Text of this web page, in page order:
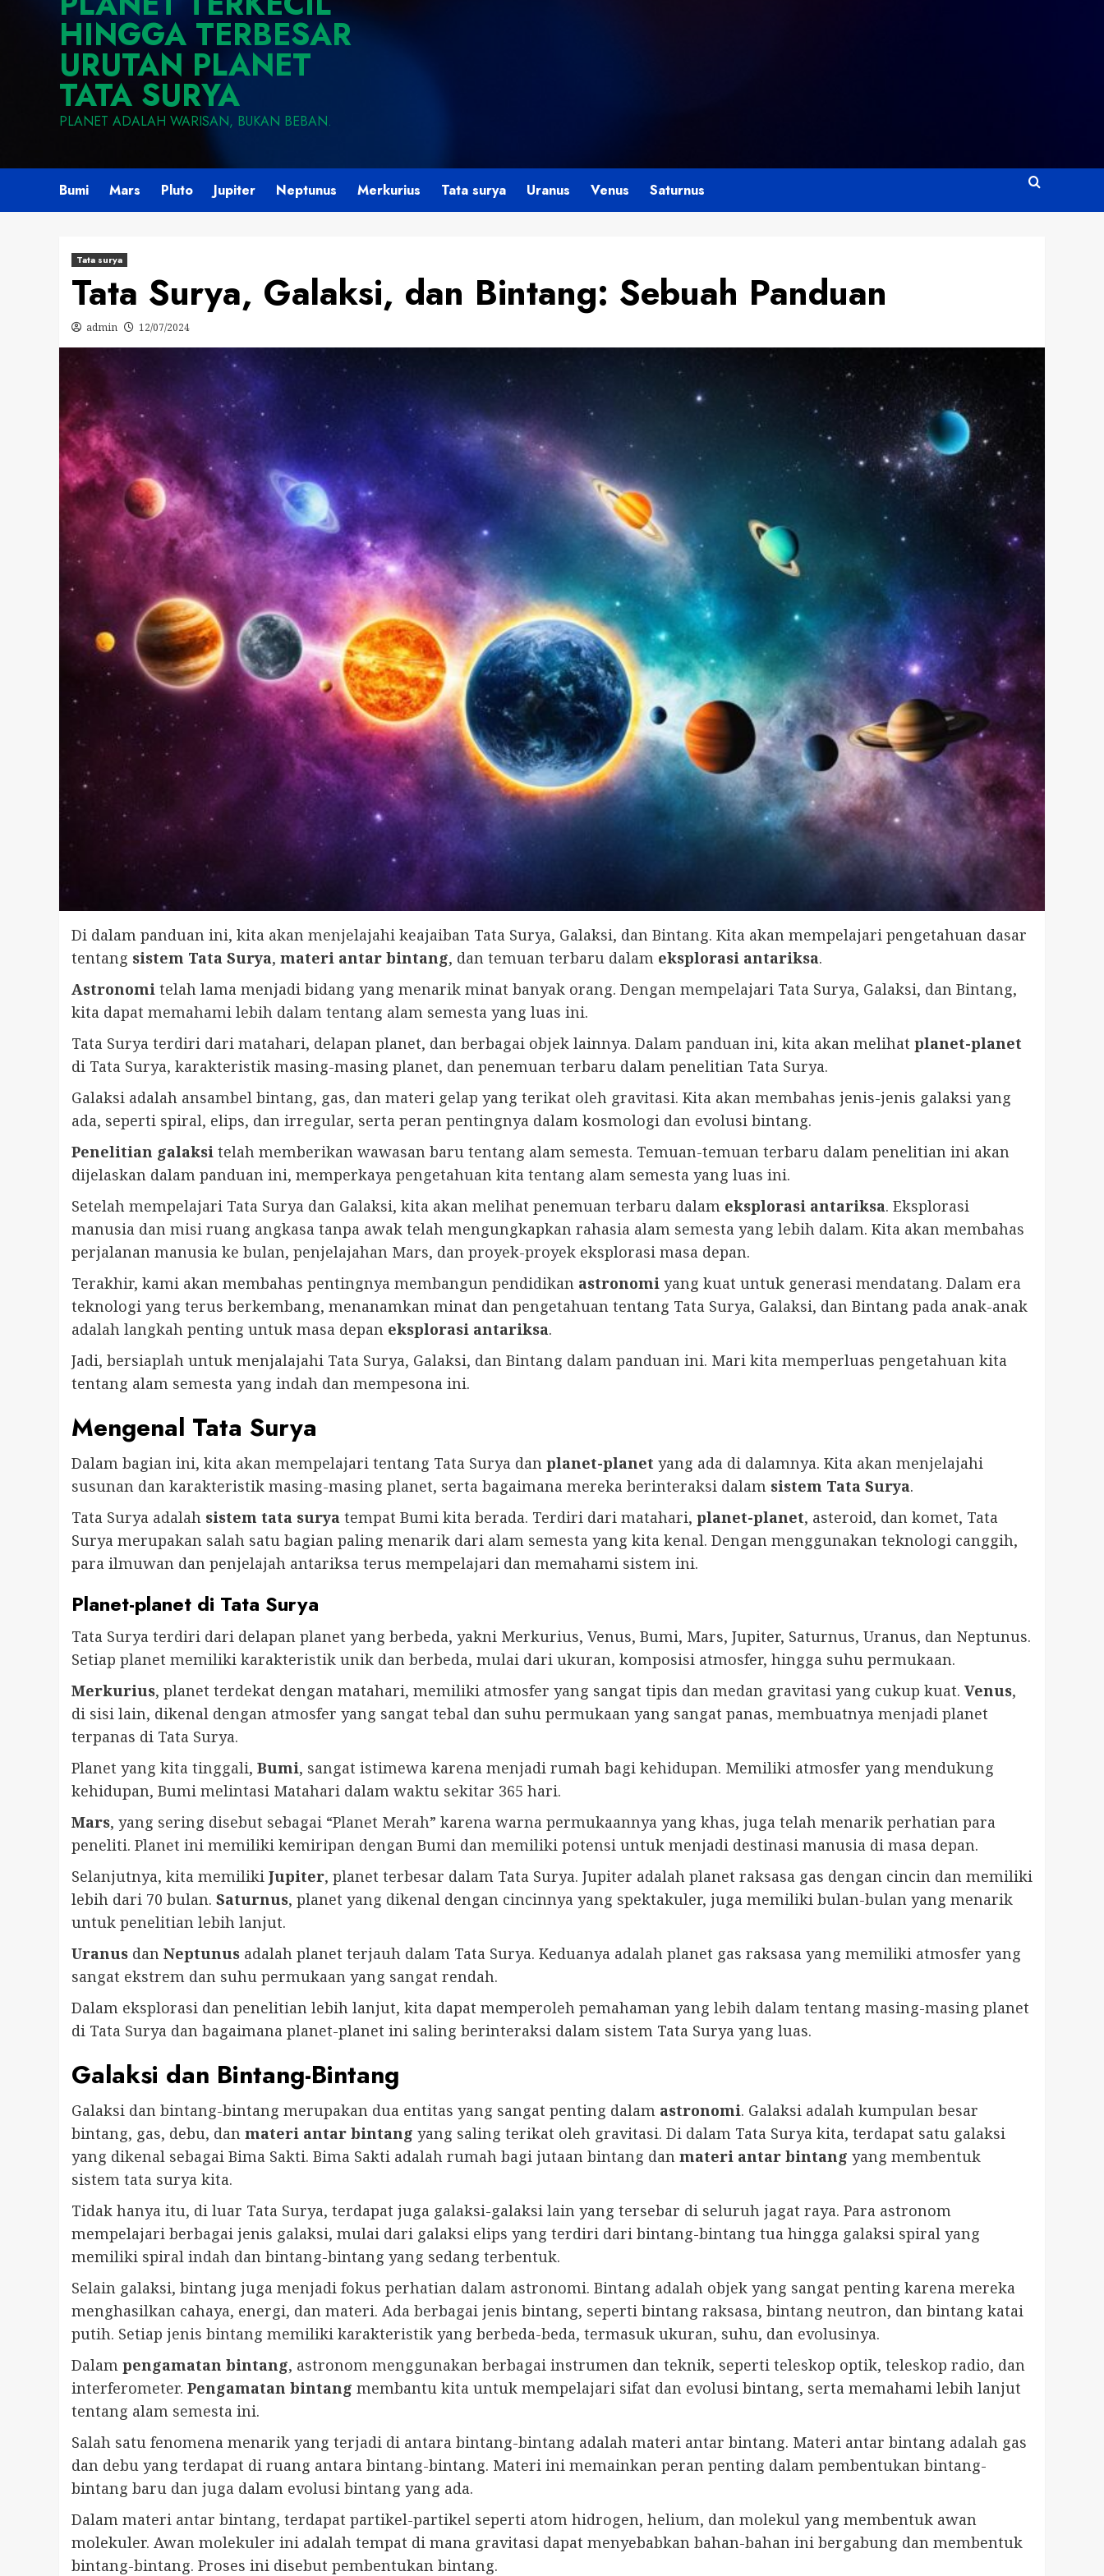
HINGGA TERBESAR
URUTAN PLANET
TATA SURYA
PLANET ADALAH WARISAN, BUKAN BEBAN.
Bumi Mars Pluto Jupiter Neptunus Merkurius Tata surya Uranus Venus Saturnus
Tata surya
Tata Surya, Galaksi, dan Bintang: Sebuah Panduan
admin 12/07/2024
Di dalam panduan ini, kita akan menjelajahi keajaiban Tata Surya, Galaksi, dan Bintang. Kita akan mempelajari pengetahuan dasar
tentang sistem Tata Surya, materi antar bintang, dan temuan terbaru dalam eksplorasi antariksa.
Astronomi telah lama menjadi bidang yang menarik minat banyak orang. Dengan mempelajari Tata Surya, Galaksi, dan Bintang,
kita dapat memahami lebih dalam tentang alam semesta yang luas ini.
Tata Surya terdiri dari matahari, delapan planet, dan berbagai objek lainnya. Dalam panduan ini, kita akan melihat planet-planet
di Tata Surya, karakteristik masing-masing planet, dan penemuan terbaru dalam penelitian Tata Surya.
Galaksi adalah ansambel bintang, gas, dan materi gelap yang terikat oleh gravitasi. Kita akan membahas jenis-jenis galaksi yang
ada, seperti spiral, elips, dan irregular, serta peran pentingnya dalam kosmologi dan evolusi bintang.
Penelitian galaksi telah memberikan wawasan baru tentang alam semesta. Temuan-temuan terbaru dalam penelitian ini akan
dijelaskan dalam panduan ini, memperkaya pengetahuan kita tentang alam semesta yang luas ini.
Setelah mempelajari Tata Surya dan Galaksi, kita akan melihat penemuan terbaru dalam eksplorasi antariksa. Eksplorasi
manusia dan misi ruang angkasa tanpa awak telah mengungkapkan rahasia alam semesta yang lebih dalam. Kita akan membahas
perjalanan manusia ke bulan, penjelajahan Mars, dan proyek-proyek eksplorasi masa depan.
Terakhir, kami akan membahas pentingnya membangun pendidikan astronomi yang kuat untuk generasi mendatang. Dalam era
teknologi yang terus berkembang, menanamkan minat dan pengetahuan tentang Tata Surya, Galaksi, dan Bintang pada anak-anak
adalah langkah penting untuk masa depan eksplorasi antariksa.
Jadi, bersiaplah untuk menjalajahi Tata Surya, Galaksi, dan Bintang dalam panduan ini. Mari kita memperluas pengetahuan kita
tentang alam semesta yang indah dan mempesona ini.
Mengenal Tata Surya
Dalam bagian ini, kita akan mempelajari tentang Tata Surya dan planet-planet yang ada di dalamnya. Kita akan menjelajahi
susunan dan karakteristik masing-masing planet, serta bagaimana mereka berinteraksi dalam sistem Tata Surya.
Tata Surya adalah sistem tata surya tempat Bumi kita berada. Terdiri dari matahari, planet-planet, asteroid, dan komet, Tata
Surya merupakan salah satu bagian paling menarik dari alam semesta yang kita kenal. Dengan menggunakan teknologi canggih,
para ilmuwan dan penjelajah antariksa terus mempelajari dan memahami sistem ini.
Planet-planet di Tata Surya
Tata Surya terdiri dari delapan planet yang berbeda, yakni Merkurius, Venus, Bumi, Mars, Jupiter, Saturnus, Uranus, dan Neptunus.
Setiap planet memiliki karakteristik unik dan berbeda, mulai dari ukuran, komposisi atmosfer, hingga suhu permukaan.
Merkurius, planet terdekat dengan matahari, memiliki atmosfer yang sangat tipis dan medan gravitasi yang cukup kuat. Venus,
di sisi lain, dikenal dengan atmosfer yang sangat tebal dan suhu permukaan yang sangat panas, membuatnya menjadi planet
terpanas di Tata Surya.
Planet yang kita tinggali, Bumi, sangat istimewa karena menjadi rumah bagi kehidupan. Memiliki atmosfer yang mendukung
kehidupan, Bumi melintasi Matahari dalam waktu sekitar 365 hari.
Mars, yang sering disebut sebagai “Planet Merah” karena warna permukaannya yang khas, juga telah menarik perhatian para
peneliti. Planet ini memiliki kemiripan dengan Bumi dan memiliki potensi untuk menjadi destinasi manusia di masa depan.
Selanjutnya, kita memiliki Jupiter, planet terbesar dalam Tata Surya. Jupiter adalah planet raksasa gas dengan cincin dan memiliki
lebih dari 70 bulan. Saturnus, planet yang dikenal dengan cincinnya yang spektakuler, juga memiliki bulan-bulan yang menarik
untuk penelitian lebih lanjut.
Uranus dan Neptunus adalah planet terjauh dalam Tata Surya. Keduanya adalah planet gas raksasa yang memiliki atmosfer yang
sangat ekstrem dan suhu permukaan yang sangat rendah.
Dalam eksplorasi dan penelitian lebih lanjut, kita dapat memperoleh pemahaman yang lebih dalam tentang masing-masing planet
di Tata Surya dan bagaimana planet-planet ini saling berinteraksi dalam sistem Tata Surya yang luas.
Galaksi dan Bintang-Bintang
Galaksi dan bintang-bintang merupakan dua entitas yang sangat penting dalam astronomi. Galaksi adalah kumpulan besar
bintang, gas, debu, dan materi antar bintang yang saling terikat oleh gravitasi. Di dalam Tata Surya kita, terdapat satu galaksi
yang dikenal sebagai Bima Sakti. Bima Sakti adalah rumah bagi jutaan bintang dan materi antar bintang yang membentuk
sistem tata surya kita.
Tidak hanya itu, di luar Tata Surya, terdapat juga galaksi-galaksi lain yang tersebar di seluruh jagat raya. Para astronom
mempelajari berbagai jenis galaksi, mulai dari galaksi elips yang terdiri dari bintang-bintang tua hingga galaksi spiral yang
memiliki spiral indah dan bintang-bintang yang sedang terbentuk.
Selain galaksi, bintang juga menjadi fokus perhatian dalam astronomi. Bintang adalah objek yang sangat penting karena mereka
menghasilkan cahaya, energi, dan materi. Ada berbagai jenis bintang, seperti bintang raksasa, bintang neutron, dan bintang katai
putih. Setiap jenis bintang memiliki karakteristik yang berbeda-beda, termasuk ukuran, suhu, dan evolusinya.
Dalam pengamatan bintang, astronom menggunakan berbagai instrumen dan teknik, seperti teleskop optik, teleskop radio, dan
interferometer. Pengamatan bintang membantu kita untuk mempelajari sifat dan evolusi bintang, serta memahami lebih lanjut
tentang alam semesta ini.
Salah satu fenomena menarik yang terjadi di antara bintang-bintang adalah materi antar bintang. Materi antar bintang adalah gas
dan debu yang terdapat di ruang antara bintang-bintang. Materi ini memainkan peran penting dalam pembentukan bintang-
bintang baru dan juga dalam evolusi bintang yang ada.
Dalam materi antar bintang, terdapat partikel-partikel seperti atom hidrogen, helium, dan molekul yang membentuk awan
molekuler. Awan molekuler ini adalah tempat di mana gravitasi dapat menyebabkan bahan-bahan ini bergabung dan membentuk
bintang-bintang. Proses ini disebut pembentukan bintang.